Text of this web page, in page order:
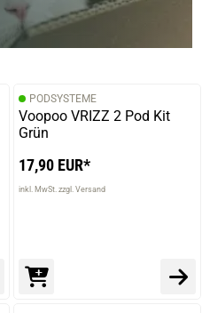
PODSYSTEME
Voopoo VRIZZ 2 Pod Kit
Grün
17,90 EUR*
inkl. MwSt. zzgl. Versand